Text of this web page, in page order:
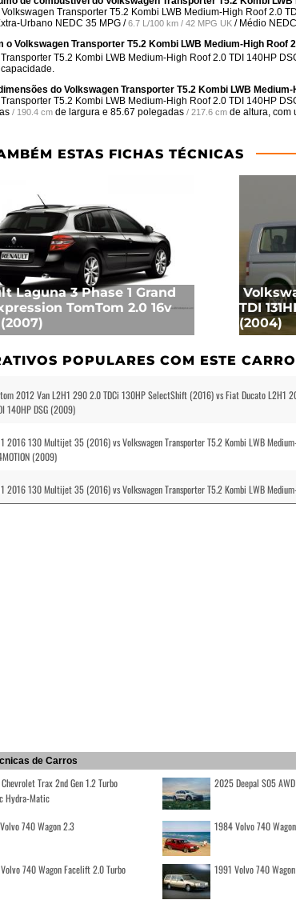
Transporter T5.2 Kombi LWB Medium-High Roof 2.0
Urbano NEDC 35 MPG /6.7 L/100 km / 42 MPG UK / Médio NEDC
o Volkswagen Transporter T5.2 Kombi LWB Medium-High Roof
T5.2 Kombi LWB Medium-High Roof 2.0 TDI 140HP
do Volkswagen Transporter T5.2 Kombi LWB Medium-
T5.2 Kombi LWB Medium-High Roof 2.0 TDI 140HP
/ 190.4 cm de largura e 85.67 polegadas / 217.6 cm de altura, com
ESTAS FICHAS TÉCNICAS
Laguna 3 Phase 1 Grand
TomTom 2.0 16v
TDI
(2004)
POPULARES COM ESTE CARRO
2012 Van L2H1 290 2.0 TDCi 130HP SelectShift (2016) vs Fiat Ducato
140HP DSG (2009)
2016 130 Multijet 35 (2016) vs Volkswagen Transporter T5.2 Kombi LWB
(2009)
2016 130 Multijet 35 (2016) vs Volkswagen Transporter T5.2 Kombi LWB
de Carros
Trax 2nd Gen 1.2 Turbo
Hydra-Matic
2025 Deepal S05 AWD
740 Wagon 2.3 1984 Volvo 740
740 Wagon Facelift 2.0 Turbo
1991 Volvo 740